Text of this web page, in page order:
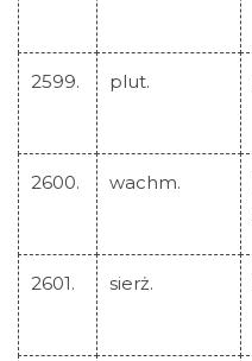
2599. plut.
2600. wachm.
2601. sierż.